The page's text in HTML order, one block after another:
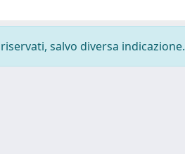
salvo diversa indicazione.